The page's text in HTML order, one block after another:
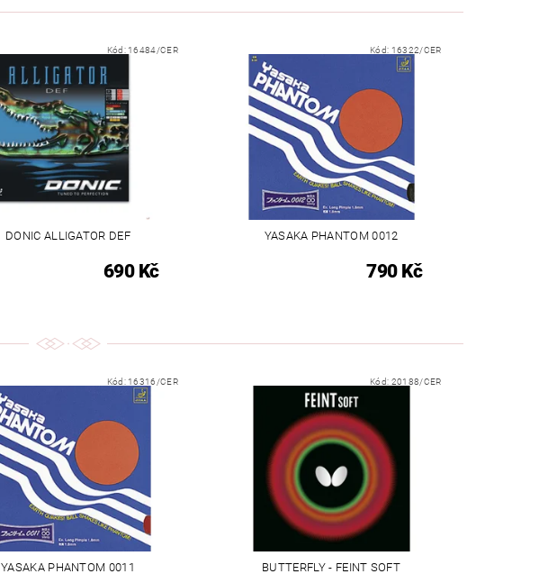
Kód: 16484/CER
DONIC ALLIGATOR DEF
690 Kč
Kód: 16322/CER
YASAKA PHANTOM 0012
790 Kč
Kód: 16316/CER
YASAKA PHANTOM 0011
Kód: 20188/CER
BUTTERFLY - FEINT SOFT